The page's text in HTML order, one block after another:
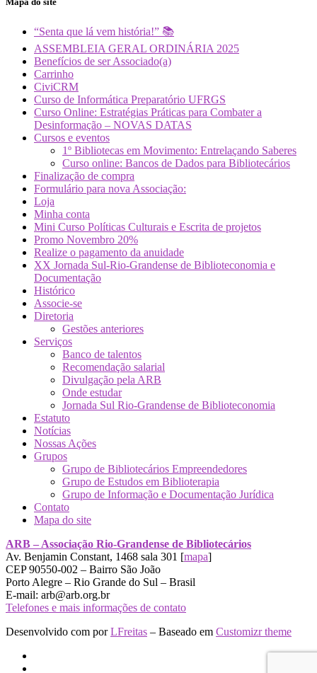
“Senta que lá vem história!” 📚
ASSEMBLEIA GERAL ORDINÁRIA 2025
Benefícios de ser Associado(a)
Carrinho
CiviCRM
Curso de Informática Preparatório UFRGS
Curso Online: Estratégias Práticas para Combater a
Desinformação – NOVAS DATAS
Cursos e eventos
1º Bibliotecas em Movimento: Entrelaçando Saberes
Curso online: Bancos de Dados para Bibliotecários
Finalização de compra
Formulário para nova Associação:
Loja
Minha conta
Mini Curso Políticas Culturais e Escrita de projetos
Promo Novembro 20%
Realize o pagamento da anuidade
XX Jornada Sul-Rio-Grandense de Biblioteconomia e
Documentação
Histórico
Associe-se
Diretoria
Gestões anteriores
Serviços
Banco de talentos
Recomendação salarial
Divulgação pela ARB
Onde estudar
Jornada Sul Rio-Grandense de Biblioteconomia
Estatuto
Notícias
Nossas Ações
Grupos
Grupo de Bibliotecários Empreendedores
Grupo de Estudos em Biblioterapia
Grupo de Informação e Documentação Jurídica
Contato
Mapa do site
ARB – Associação Rio-Grandense de Bibliotecários
Av. Benjamin Constant, 1468 sala 301 [mapa]
CEP 90550-002 – Bairro São João
Porto Alegre – Rio Grande do Sul – Brasil
E-mail: arb@arb.org.br
Telefones e mais informações de contato
Desenvolvido com porLFreitas – Baseado em Customizr theme